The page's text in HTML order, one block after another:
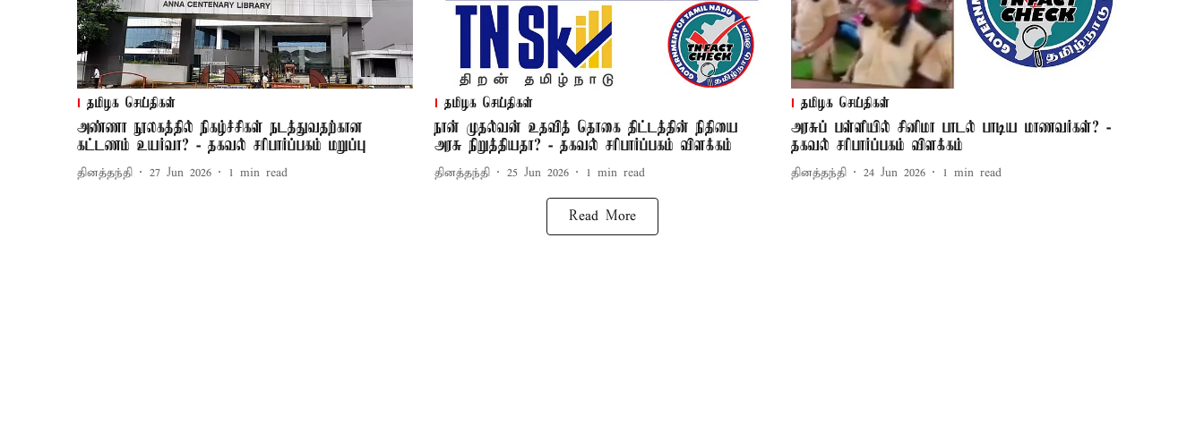
தமிழக செய்திகள்
அண்ணா நூலகத்தில் நிகழ்ச்சிகள் நடத்துவதற்கான
கட்டணம் உயர்வா? - தகவல் சரிபார்ப்பகம் மறுப்பு
தினத்தந்தி 27 Jun 2026 1 min read
தமிழக செய்திகள்
நான் முதல்வன் உதவித் தொகை திட்டத்தின் நிதியை
அரசு நிறுத்தியதா? - தகவல் சரிபார்ப்பகம் விளக்கம்
தினத்தந்தி 25 Jun 2026 1 min read
தமிழக செய்திகள்
அரசுப் பள்ளியில் சினிமா பாடல் பாடிய மாணவர்கள்? -
தகவல் சரிபார்ப்பகம் விளக்கம்
தினத்தந்தி 24 Jun 2026 1 min read
Read More